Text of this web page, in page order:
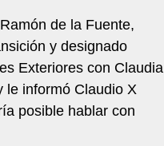
de la Fuente,
y designado
Exteriores con Claudia
le informó Claudio X
posible hablar con